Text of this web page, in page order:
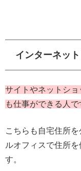
インターネッ
サイトやネットシ
も仕事ができる人で
こちらも自宅住所
ルオフィスで住所
す。